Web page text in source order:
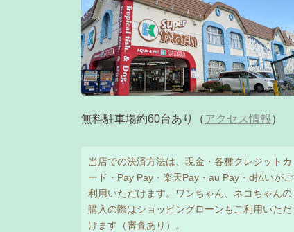
無料駐車場約60台あり（アクセス情報 ）
当店での決済方法は、現金・各種クレジットカ
ード・Pay Pay・楽天Pay・au Pay・d払いがご
利用いただけます。ワンちゃん、ネコちゃんの
購入の際はショッピングローンもご利用いただ
けます（審査あり）。